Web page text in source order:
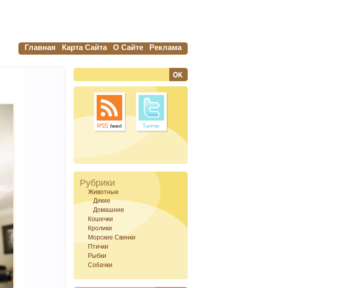
Главная Карта Сайта О Сайте Реклама
Рубрики
Животные
Дикие
Домашние
Кошечки
Кролики
Морские Свинки
Птички
Рыбки
Собачки